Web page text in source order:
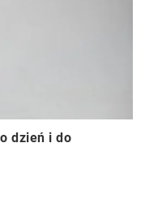
dzień i do